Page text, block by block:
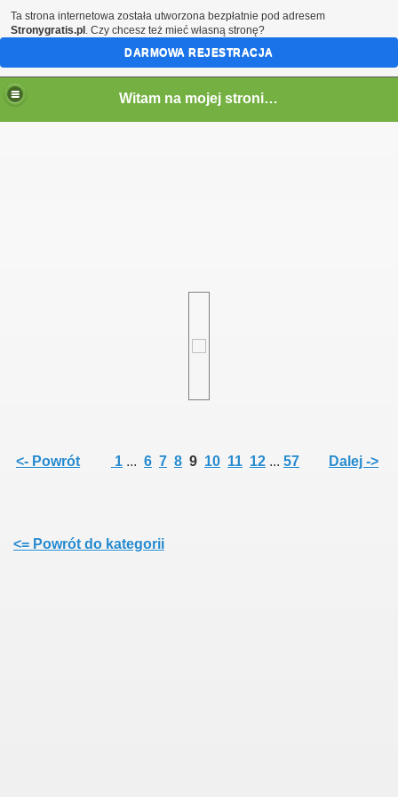
Witam na mojej stronie - Marcin SQ5LTA
<- Powrót 1 ... 6 7 8 9 10 11 12 ... 57 Dalej ->
<= Powrót do kategorii
Ta strona internetowa została utworzona bezpłatnie pod adresem
Stronygratis.pl . Czy chcesz też mieć własną stronę?
DARMOWA REJESTRACJA